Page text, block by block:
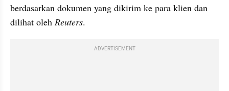
berdasarkan dokumen yang dikirim ke para klien dan
dilihat oleh Reuters.
ADVERTISEMENT